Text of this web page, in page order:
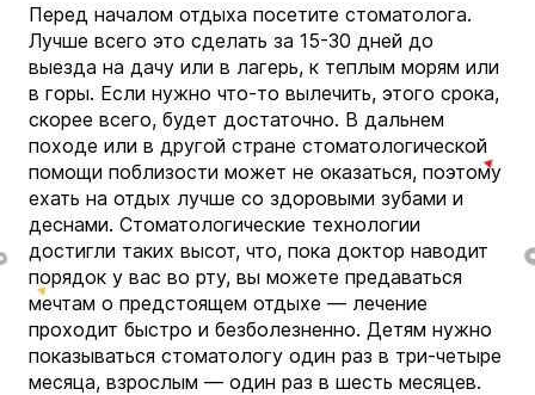
Перед началом отдыха посетите стоматолога.
Лучше всего это сделать за 15-30 дней до
выезда на дачу или в лагерь, к теплым морям или
в горы. Если нужно что-то вылечить, этого срока,
скорее всего, будет достаточно. В дальнем
походе или в другой стране стоматологической
помощи поблизости может не оказаться, поэтому
ехать на отдых лучше со здоровыми зубами и
деснами. Стоматологические технологии
достигли таких высот, что, пока доктор наводит
порядок у вас во рту, вы можете предаваться
мечтам о предстоящем отдыхе — лечение
проходит быстро и безболезненно. Детям нужно
показываться стоматологу один раз в три-четыре
месяца, взрослым — один раз в шесть месяцев.